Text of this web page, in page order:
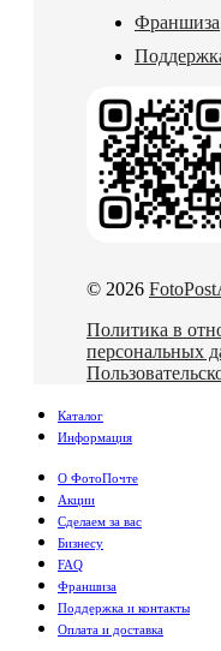
Франшиза
© 2026
Политика в
персональных
Каталог
Информация
О ФотоПочте
Акции
Сделаем за вас
Бизнесу
FAQ
Франшиза
Поддержка и контакты
Оплата и доставка